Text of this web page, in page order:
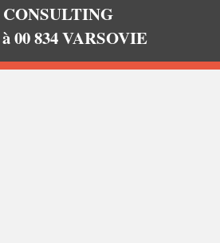
00 834 VARSOVIE